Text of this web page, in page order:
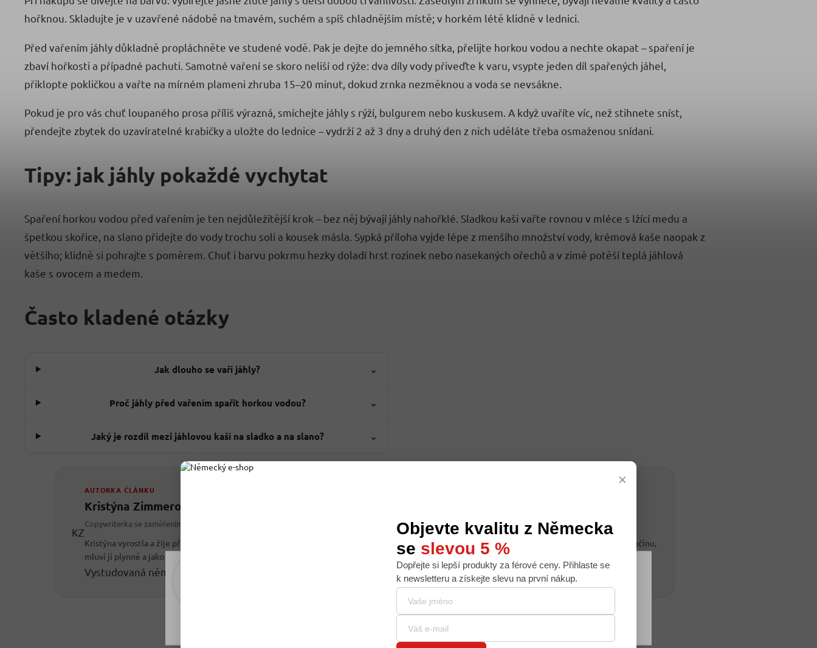
Rádi vám upravujeme nabídku na míru, ale abychom to zvládli, používáme k
tomu soubory cookie. Používáním tohoto webu s tím souhlasíte.
Souhlasím
hořknou. Skladujte je v uzavřené nádobě na tmavém, suchém a spíš chladnějším místě; v horkém létě klidně v lednici.
Před vařením jáhly důkladně propláchněte ve studené vodě. Pak je dejte do jemného sítka, přelijte horkou vodou a nechte okapat – spaření je
zbaví hořkosti a případné pachuti. Samotné vaření se skoro neliší od rýže: dva díly vody přiveďte k varu, vsypte jeden díl spařených jáhel,
přiklopte pokličkou a vařte na mírném plameni zhruba 15–20 minut, dokud zrnka nezměknou a voda se nevsákne.
Pokud je pro vás chuť loupaného prosa příliš výrazná, smíchejte jáhly s rýží, bulgurem nebo kuskusem. A když uvaříte víc, než stihnete sníst,
přendejte zbytek do uzavíratelné krabičky a uložte do lednice – vydrží 2 až 3 dny a druhý den z nich uděláte třeba osmaženou snídani.
Tipy: jak jáhly pokaždé vychytat
Spaření horkou vodou před vařením je ten nejdůležitější krok – bez něj bývají jáhly nahořklé. Sladkou kaši vařte rovnou v mléce s lžící medu a
špetkou skořice, na slano přidejte do vody trochu soli a kousek másla. Sypká příloha vyjde lépe z menšího množství vody, krémová kaše naopak z
většího; klidně si pohrajte s poměrem. Chuť i barvu pokrmu hezky doladí hrst rozinek nebo nasekaných ořechů a v zimě potěší teplá jáhlová
kaše s ovocem a medem.
Často kladené otázky
Jak dlouho se vaří jáhly? ⌄
Proč jáhly před vařením spařit horkou vodou? ⌄
Jaký je rozdíl mezi jáhlovou kaší na sladko a na slano? ⌄
KZ
AUTORKA ČLÁNKU
Kristýna Zimmerová
Copywriterka se zaměřením na němčinu
Kristýna vyrostla a žije přímo u německých hranic na Domažlicku, takže německé zboží i tamní zvyky zná z každodenního života. Vystudovala němčinu,
mluví jí plynně a jako copywriterka roky píše o jídle, vaření a životě za hranicemi.
Vystudovaná němčinářka
×
Objevte kvalitu z Německa
se slevou 5 %
Dopřejte si lepší produkty za férové ceny. Přihlaste se
k newsletteru a získejte slevu na první nákup.